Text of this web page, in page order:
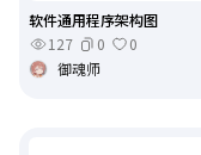
软件通用程序架构图
127
0
0
御魂师